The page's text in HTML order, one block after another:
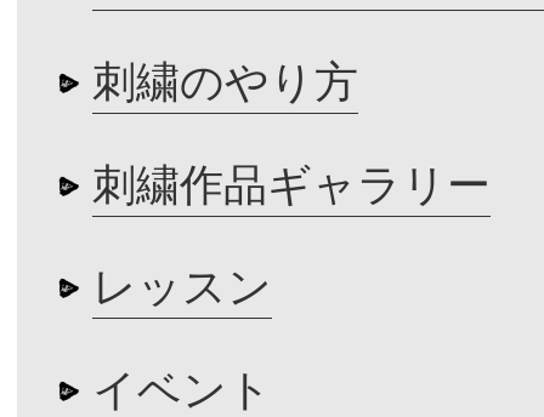
刺繍のやり方
刺繍作品ギャラリー
レッスン
イベント